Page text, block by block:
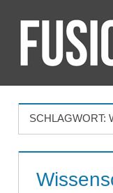
Inhalt
springenFUSION
SCHLAGWORT: